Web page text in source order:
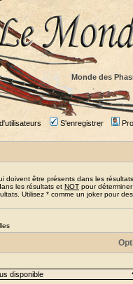
Monde des
S'enregistrer
doivent être présents dans les
les résultats et NOT pour
Utilisez * comme un joker pour des